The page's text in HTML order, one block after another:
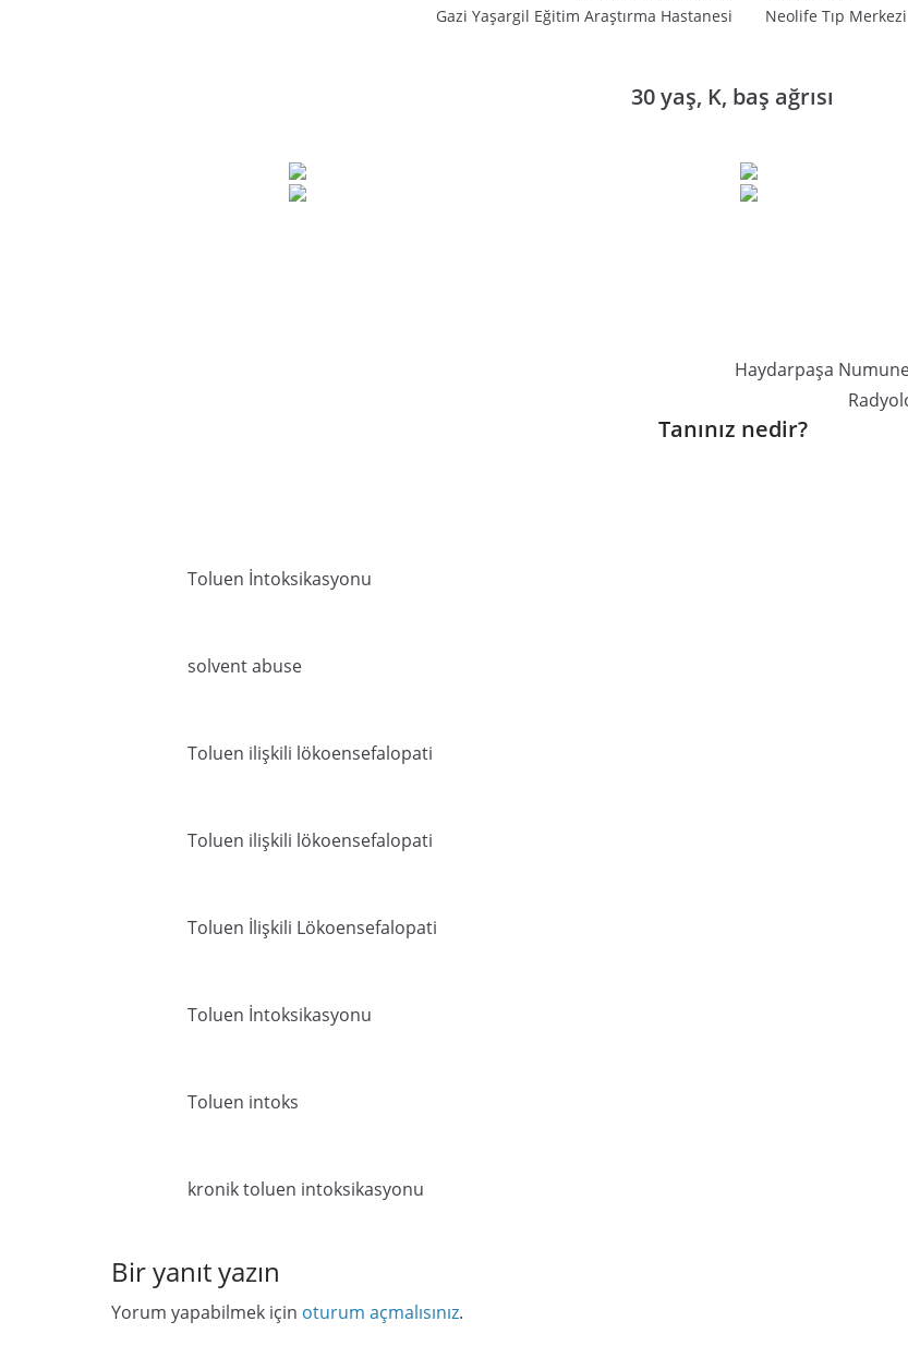
Gazi Yaşargil Eğitim Araştırma Hastanesi
Neolife Tıp Merkezi
30 yaş, K, baş ağrısı
Haydarpaşa
Tanınız nedir?
Toluen İntoksikasyonu
solvent abuse
Toluen ilişkili lökoensefalopati
Toluen ilişkili lökoensefalopati
Toluen İlişkili Lökoensefalopati
Toluen İntoksikasyonu
Toluen intoks
kronik toluen intoksikasyonu
Bir yanıt yazın
Yorum yapabilmek için oturum açmalısınız.